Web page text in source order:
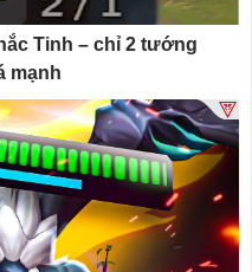
Tinh – chỉ 2 tướng
mạnh